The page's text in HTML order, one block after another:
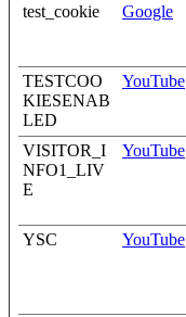
test_cookie Google
TESTCOO
KIESENAB
LED
YouTube
VISITOR_I
NFO1_LIV
E
YouTube
YSC YouTube